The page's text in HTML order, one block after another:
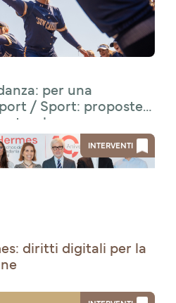
per una
/ Sport: proposte
INTERVENTI
diritti digitali per la